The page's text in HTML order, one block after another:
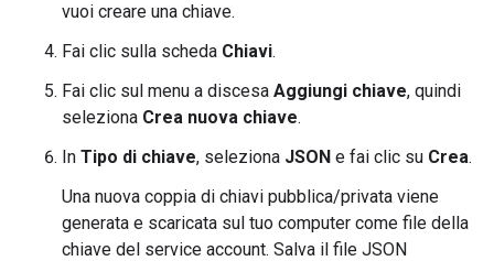
vuoi creare una chiave.
Fai clic sulla scheda Chiavi.
Fai clic sul menu a discesa Aggiungi chiave, quindi
seleziona Crea nuova chiave.
In Tipo di chiave, seleziona JSON e fai clic su Crea.
Una nuova coppia di chiavi pubblica/privata viene
generata e scaricata sul tuo computer come file della
chiave del service account. Salva il file JSON